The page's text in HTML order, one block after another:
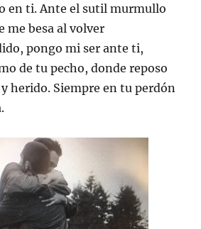
en ti. Ante el sutil murmullo
me besa al volver
pongo mi ser ante ti,
de tu pecho, donde reposo
herido. Siempre en tu perdón